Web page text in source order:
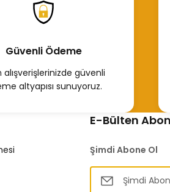
Güvenli Ödeme
alışverişlerinizde güvenli
altyapısı sunuyoruz.
E-Bülten
Şimdi Abone Ol